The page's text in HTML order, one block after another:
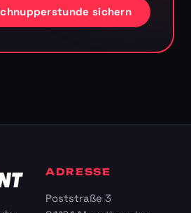
sichern
ADRESSE
Poststraße 3